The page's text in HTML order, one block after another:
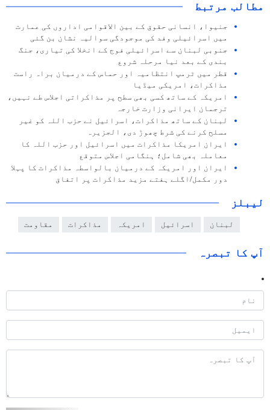
مطالب مرتبط
جنیوا، انسانی حقوق کے بین الاقوامی اداروں کی عمارت
میں اسرائیلی وفد کی موجودگی سوالیہ نشان بن گئی
جنوبی لبنان سے اسرائیلی فوج کے انخلا کی تیاری، جنگ
بندی کے بعد نیا مرحلہ شروع
قطر میں ٹرمپ انتظامیہ اور حماس کے درمیان براہ راست
مذاکرات، امریکی میڈیا
امریکہ کے ساتھ کسی بھی سطح پر مذاکراتی اجلاس طے نہیں،
ترجمان ایرانی وزارت خارجہ
لبنان کے ساتھ مذاکرات، اسرائیل نے حزب اللہ کو غیر
مسلح کرنے کی شرط چھوڑ دی، الجزیرہ
ایران امریکا مذاکرات میں اسرائیل اور حزب اللہ کا
معاملہ بھی شامل؛ ہنگامی اجلاس متوقع
ایران اور امریکہ کے درمیان بالواسطہ مذاکرات کا پہلا
دور مکمل/اگلے ہفتے مزید مذاکرات پر اتفاق
لیبلز
لبنان اسرائیل امریکہ مذاکرات مقاومت
آپ کا تبصرہ